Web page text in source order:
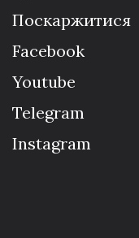
Поскаржитися
Facebook
Youtube
Telegram
Instagram